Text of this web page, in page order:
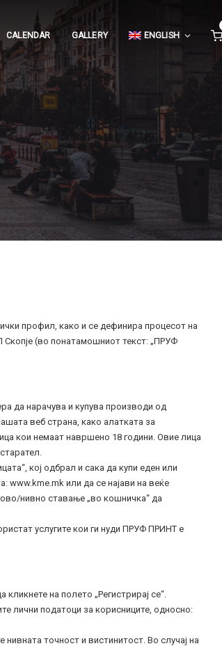
CALENDAR GALLERY ENGLISH
профил, како и се дефинира процесот на
(во понатамошниот текст: „ПРУФ
да нарачува и купува производи од
веб страна, како алатката за
кои немаат навршено 18 години. Овие лица
кој одбрал и сака да купи еден или
www.kme.mk или да се најави на веќе
нивно ставање „во кошничка“ да
услугите кои ги нуди ПРУФ ПРИНТ е
на полето „Регистрирај се“.
лични податоци за корисниците, односно:
точност и вистинитост. Во случај на